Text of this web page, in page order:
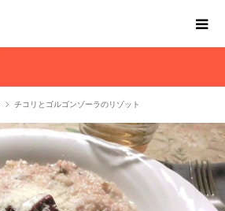
チコリとゴルゴンゾーラのリゾット